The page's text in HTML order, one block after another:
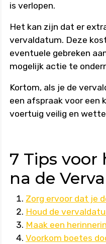
is verlopen.
Het kan zijn dat er
vervaldatum. Deze
eventuele gebreken
mogelijk actie te
Kortom, als je de
een afspraak voor een
voertuig veilig en
7 Tips voor
na de
Zorg ervoor dat je
Houd de
Maak een
Voorkom boetes